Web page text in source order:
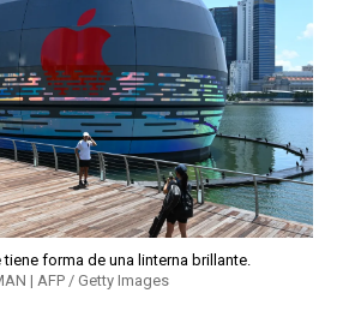
forma de una linterna brillante.
| AFP / Getty Images